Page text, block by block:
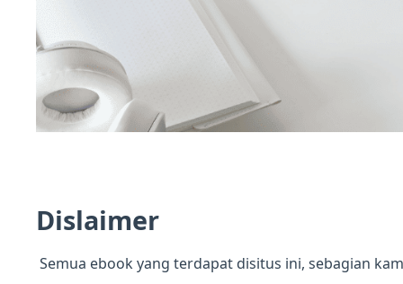
Dislaimer
Semua ebook yang terdapat disitus ini, sebagian